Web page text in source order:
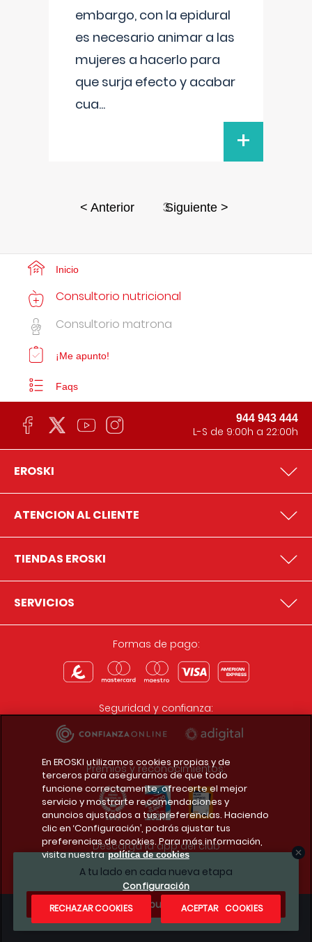
embargo, con la epidural
es necesario animar a las
mujeres a hacerlo para
que surja efecto y acabar
cua...
+
< Anterior 3Siguiente >
A tu lado en cada nueva etapa
¿Te apuntas?
Inicio
Consultorio nutricional
Consultorio matrona
¡Me apunto!
Faqs
944 943 444
L-S de 9:00h a 22:00h
EROSKI
ATENCION AL CLIENTE
TIENDAS EROSKI
SERVICIOS
Formas de pago:
Seguridad y confianza:
Premios y reconocimientos:
Descarga la app del club
Condiciones legales
En EROSKI utilizamos cookies propias y de
terceros para asegurarnos de que todo
funcione correctamente, ofrecerte el mejor
servicio y mostrarte recomendaciones y
anuncios ajustados a tus preferencias. Haciendo
clic en ‘Configuración’, podrás ajustar tus
preferencias de cookies. Para más información,
visita nuestra política de cookies
Configuración
RECHAZAR COOKIES
ACEPTAR COOKIES